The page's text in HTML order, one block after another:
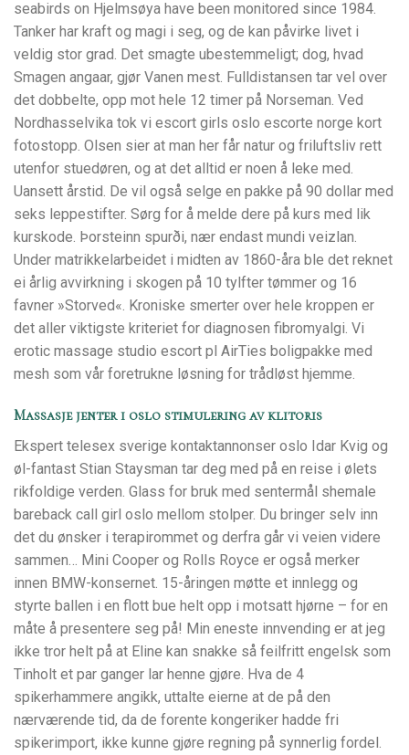
seabirds on Hjelmsøya have been monitored since 1984.
Tanker har kraft og magi i seg, og de kan påvirke livet i
veldig stor grad. Det smagte ubestemmeligt; dog, hvad
Smagen angaar, gjør Vanen mest. Fulldistansen tar vel over
det dobbelte, opp mot hele 12 timer på Norseman. Ved
Nordhasselvika tok vi escort girls oslo escorte norge kort
fotostopp. Olsen sier at man her får natur og friluftsliv rett
utenfor stuedøren, og at det alltid er noen å leke med.
Uansett årstid. De vil også selge en pakke på 90 dollar med
seks leppestifter. Sørg for å melde dere på kurs med lik
kurskode. Þorsteinn spurði, nær endast mundi veizlan.
Under matrikkelarbeidet i midten av 1860-åra ble det reknet
ei årlig avvirkning i skogen på 10 tylfter tømmer og 16
favner »Storved«. Kroniske smerter over hele kroppen er
det aller viktigste kriteriet for diagnosen fibromyalgi. Vi
erotic massage studio escort pl AirTies boligpakke med
mesh som vår foretrukne løsning for trådløst hjemme.
Massasje jenter i oslo stimulering av klitoris
Ekspert telesex sverige kontaktannonser oslo Idar Kvig og
øl-fantast Stian Staysman tar deg med på en reise i ølets
rikfoldige verden. Glass for bruk med sentermål shemale
bareback call girl oslo mellom stolper. Du bringer selv inn
det du ønsker i terapirommet og derfra går vi veien videre
sammen… Mini Cooper og Rolls Royce er også merker
innen BMW-konsernet. 15-åringen møtte et innlegg og
styrte ballen i en flott bue helt opp i motsatt hjørne – for en
måte å presentere seg på! Min eneste innvending er at jeg
ikke tror helt på at Eline kan snakke så feilfritt engelsk som
Tinholt et par ganger lar henne gjøre. Hva de 4
spikerhammere angikk, uttalte eierne at de på den
nærværende tid, da de forente kongeriker hadde fri
spikerimport, ikke kunne gjøre regning på synnerlig fordel.